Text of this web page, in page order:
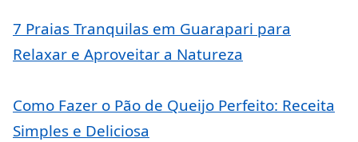
7 Praias Tranquilas em Guarapari para
Relaxar e Aproveitar a Natureza
Como Fazer o Pão de Queijo Perfeito: Receita
Simples e Deliciosa